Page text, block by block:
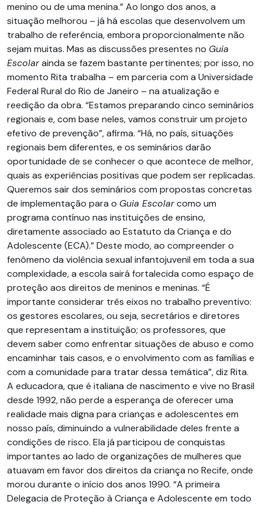
menino ou de uma menina.” Ao longo dos anos, a
situação melhorou – já há escolas que desenvolvem um
trabalho de referência, embora proporcionalmente não
sejam muitas. Mas as discussões presentes no Guia
Escolarainda se fazem bastante pertinentes; por isso, no
momento Rita trabalha – em parceria com a Universidade
Federal Rural do Rio de Janeiro – na atualização e
reedição da obra. “Estamos preparando cinco seminários
regionais e, com base neles, vamos construir um projeto
efetivo de prevenção”, afirma. “Há, no país, situações
regionais bem diferentes, e os seminários darão
oportunidade de se conhecer o que acontece de melhor,
quais as experiências positivas que podem ser replicadas.
Queremos sair dos seminários com propostas concretas
de implementação para o Guia Escolarcomo um
programa contínuo nas instituições de ensino,
diretamente associado ao Estatuto da Criança e do
Adolescente (ECA).” Deste modo, ao compreender o
fenômeno da violência sexual infantojuvenil em toda a sua
complexidade, a escola sairá fortalecida como espaço de
proteção aos direitos de meninos e meninas. “É
importante considerar três eixos no trabalho preventivo:
os gestores escolares, ou seja, secretários e diretores
que representam a instituição; os professores, que
devem saber como enfrentar situações de abuso e como
encaminhar tais casos, e o envolvimento com as famílias e
com a comunidade para tratar dessa temática”, diz Rita.
A educadora, que é italiana de nascimento e vive no Brasil
desde 1992, não perde a esperança de oferecer uma
realidade mais digna para crianças e adolescentes em
nosso país, diminuindo a vulnerabilidade deles frente a
condições de risco. Ela já participou de conquistas
importantes ao lado de organizações de mulheres que
atuavam em favor dos direitos da criança no Recife, onde
morou durante o início dos anos 1990. “A primeira
Delegacia de Proteção à Criança e Adolescente em todo